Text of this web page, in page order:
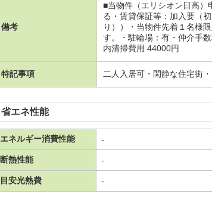
備考
■当物件（エリシオン日高
る・賃貸保証等：加入要（
り））・当物件先着１名様
す。・駐輪場：有・仲介手
内清掃費用 44000円
特記事項 二人入居可・閑静な住宅街
省エネ性能
エネルギー消費性能 -
断熱性能 -
目安光熱費 -